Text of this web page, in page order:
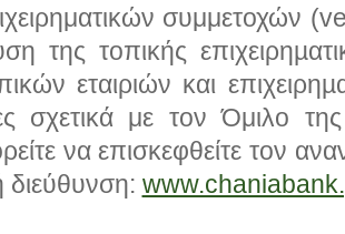
συμμετοχών
της τοπικής
εταιριών και
σχετικά με τον Όμιλο της
να επισκεφθείτε τον
διεύθυνση: